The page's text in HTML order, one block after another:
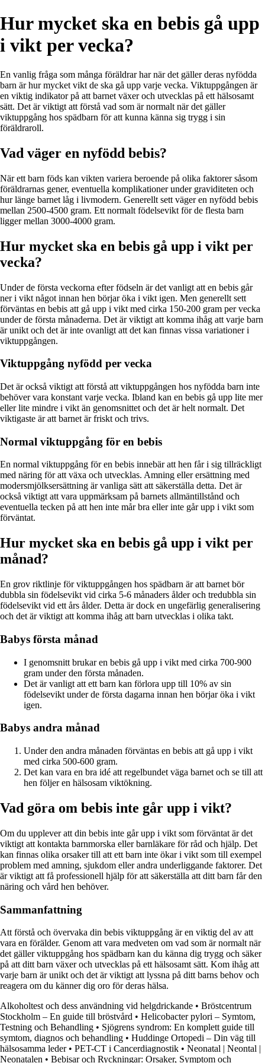
Hur mycket ska en bebis gå upp
i vikt per vecka?
En vanlig fråga som många föräldrar har när det gäller deras nyfödda
barn är hur mycket vikt de ska gå upp varje vecka. Viktuppgången är
en viktig indikator på att barnet växer och utvecklas på ett hälsosamt
sätt. Det är viktigt att förstå vad som är normalt när det gäller
viktuppgång hos spädbarn för att kunna känna sig trygg i sin
föräldraroll.
Vad väger en nyfödd bebis?
När ett barn föds kan vikten variera beroende på olika faktorer såsom
föräldrarnas gener, eventuella komplikationer under graviditeten och
hur länge barnet låg i livmodern. Generellt sett väger en nyfödd bebis
mellan 2500-4500 gram. Ett normalt födelsevikt för de flesta barn
ligger mellan 3000-4000 gram.
Hur mycket ska en bebis gå upp i vikt per
vecka?
Under de första veckorna efter födseln är det vanligt att en bebis går
ner i vikt något innan hen börjar öka i vikt igen. Men generellt sett
förväntas en bebis att gå upp i vikt med cirka 150-200 gram per vecka
under de första månaderna. Det är viktigt att komma ihåg att varje barn
är unikt och det är inte ovanligt att det kan finnas vissa variationer i
viktuppgången.
Viktuppgång nyfödd per vecka
Det är också viktigt att förstå att viktuppgången hos nyfödda barn inte
behöver vara konstant varje vecka. Ibland kan en bebis gå upp lite mer
eller lite mindre i vikt än genomsnittet och det är helt normalt. Det
viktigaste är att barnet är friskt och trivs.
Normal viktuppgång för en bebis
En normal viktuppgång för en bebis innebär att hen får i sig tillräckligt
med näring för att växa och utvecklas. Amning eller ersättning med
modersmjölksersättning är vanliga sätt att säkerställa detta. Det är
också viktigt att vara uppmärksam på barnets allmäntillstånd och
eventuella tecken på att hen inte mår bra eller inte går upp i vikt som
förväntat.
Hur mycket ska en bebis gå upp i vikt per
månad?
En grov riktlinje för viktuppgången hos spädbarn är att barnet bör
dubbla sin födelsevikt vid cirka 5-6 månaders ålder och tredubbla sin
födelsevikt vid ett års ålder. Detta är dock en ungefärlig generalisering
och det är viktigt att komma ihåg att barn utvecklas i olika takt.
Babys första månad
I genomsnitt brukar en bebis gå upp i vikt med cirka 700-900
gram under den första månaden.
Det är vanligt att ett barn kan förlora upp till 10% av sin
födelsevikt under de första dagarna innan hen börjar öka i vikt
igen.
Babys andra månad
Under den andra månaden förväntas en bebis att gå upp i vikt
med cirka 500-600 gram.
Det kan vara en bra idé att regelbundet väga barnet och se till att
hen följer en hälsosam viktökning.
Vad göra om bebis inte går upp i vikt?
Om du upplever att din bebis inte går upp i vikt som förväntat är det
viktigt att kontakta barnmorska eller barnläkare för råd och hjälp. Det
kan finnas olika orsaker till att ett barn inte ökar i vikt som till exempel
problem med amning, sjukdom eller andra underliggande faktorer. Det
är viktigt att få professionell hjälp för att säkerställa att ditt barn får den
näring och vård hen behöver.
Sammanfattning
Att förstå och övervaka din bebis viktuppgång är en viktig del av att
vara en förälder. Genom att vara medveten om vad som är normalt när
det gäller viktuppgång hos spädbarn kan du känna dig trygg och säker
på att ditt barn växer och utvecklas på ett hälsosamt sätt. Kom ihåg att
varje barn är unikt och det är viktigt att lyssna på ditt barns behov och
reagera om du känner dig oro för deras hälsa.
Alkoholtest och dess användning vid helgdrickande • Bröstcentrum
Stockholm – En guide till bröstvård • Helicobacter pylori – Symtom,
Testning och Behandling • Sjögrens syndrom: En komplett guide till
symtom, diagnos och behandling • Huddinge Ortopedi – Din väg till
hälsosamma leder• PET-CT i Cancerdiagnostik • Neonatal | Neontal |
Neonatalen • Bebisar och Ryckningar: Orsaker, Symptom och